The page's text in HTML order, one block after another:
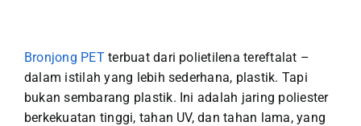
Bronjong PETterbuat dari polietilena tereftalat –
dalam istilah yang lebih sederhana, plastik. Tapi
bukan sembarang plastik. Ini adalah jaring poliester
berkekuatan tinggi, tahan UV, dan tahan lama, yang